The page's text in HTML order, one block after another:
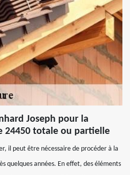
Joseph pour la
24450 totale ou partielle
il peut être nécessaire de procéder à la
quelques années. En effet, des éléments